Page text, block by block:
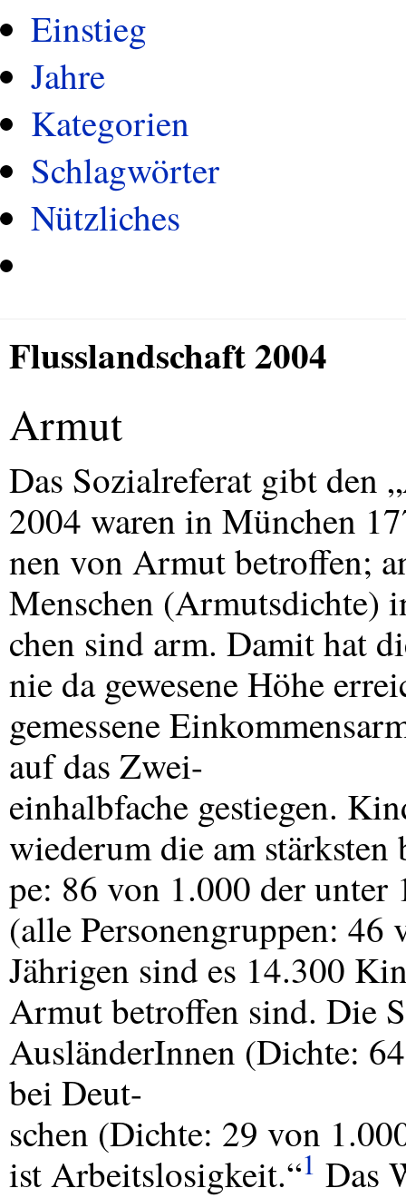
Einstieg
Jahre
Kategorien
Schlagwörter
Nützliches
Flusslandschaft 2004
Armut
Das Sozialreferat gibt den
2004 waren in München
nen von Armut betroffen;
Menschen (Armutsdichte)
chen sind arm. Damit hat
nie da gewesene Höhe
gemessene
auf das Zwei-
einhalbfache gestiegen.
wiederum die am
pe: 86 von 1.000 der unter
(alle Personengruppen:
Jährigen sind es 14.300
Armut betroffen sind. Die
AusländerInnen (Dichte:
bei Deut-
schen (Dichte: 29 von
ist Arbeitslosigkeit.“1 Das